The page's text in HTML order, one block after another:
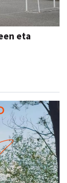
eta